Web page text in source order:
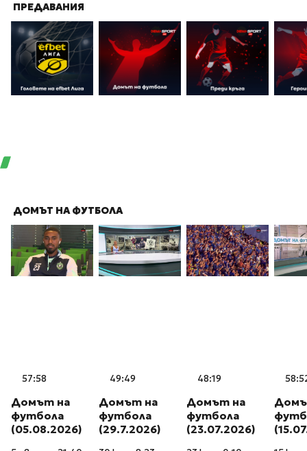
ПРЕДАВАНИЯ
ДОМЪТ НА ФУТБОЛА
57:58
Домът на
футбола
(05.08.2026)
49:49
Домът на
футбола
(29.7.2026)
48:19
Домът на
футбола
(23.07.2026)